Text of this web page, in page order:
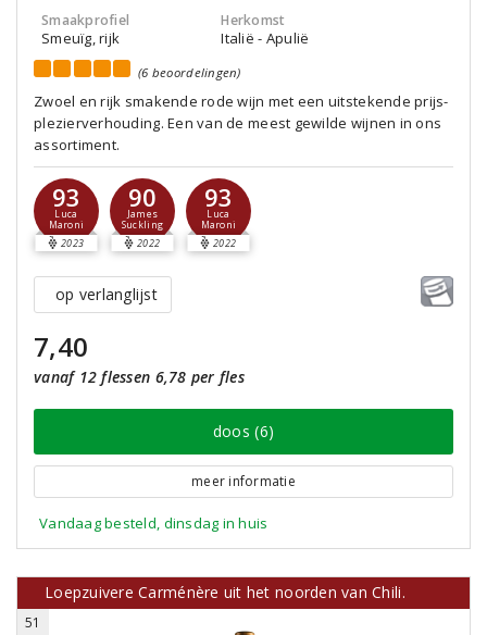
Smaakprofiel
Smeuïg, rijk
Herkomst
Italië - Apulië
(6 beoordelingen)
Zwoel en rijk smakende rode wijn met een uitstekende prijs-
plezierverhouding. Een van de meest gewilde wijnen in ons
assortiment.
93
Luca
Maroni
2023
90
James
Suckling
2022
93
Luca
Maroni
2022
op verlanglijst
7,40
vanaf 12 flessen 6,78 per fles
doos (6)
meer informatie
Vandaag besteld, dinsdag in huis
Loepzuivere Carménère uit het noorden van Chili.
51